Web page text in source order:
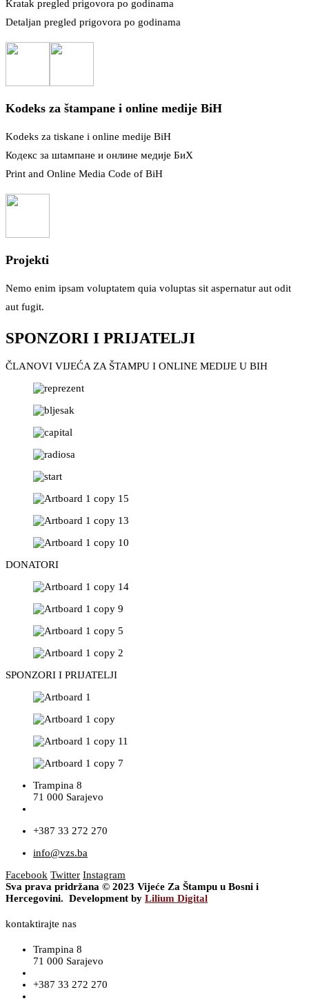
Kratak pregled prigovora po godinama
Detaljan pregled prigovora po godinama
Kodeks za štampane i online medije BiH
Kodeks za tiskane i online medije BiH
Кодекс за шtампане и онлине медије БиХ
Print and Online Media Code of BiH
Projekti
Nemo enim ipsam voluptatem quia voluptas sit aspernatur aut odit
aut fugit.
SPONZORI I PRIJATELJI
ČLANOVI VIJEĆA ZA ŠTAMPU I ONLINE MEDIJE U BIH
DONATORI
SPONZORI I PRIJATELJI
Trampina 8
71 000 Sarajevo
+387 33 272 270
info@vzs.ba
Facebook Twitter Instagram
Sva prava pridržana © 2023 Vijeće Za Štampu u Bosni i
Hercegovini. Development by Lilium Digital
kontaktirajte nas
Trampina 8
71 000 Sarajevo
+387 33 272 270